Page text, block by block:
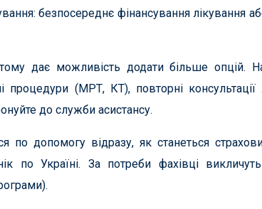
безпосереднє фінансування лікування
дає можливість додати більше опцій.
(МРТ, КТ), повторні консультації
до служби асистансу.
по допомогу відразу, як станеться
по Україні. За потреби фахівці